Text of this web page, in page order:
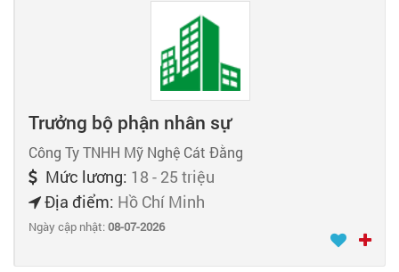
Trưởng bộ phận nhân sự
Công Ty TNHH Mỹ Nghệ Cát Đằng
Mức lương: 18 - 25 triệu
Địa điểm: Hồ Chí Minh
Ngày cập nhật:08-07-2026